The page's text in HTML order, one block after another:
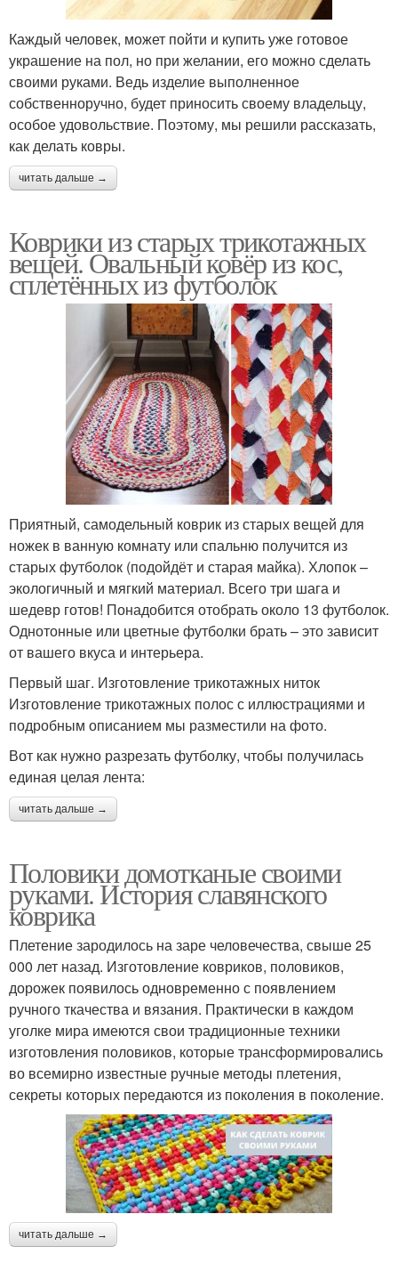
Каждый человек, может пойти и купить уже готовое
украшение на пол, но при желании, его можно сделать
своими руками. Ведь изделие выполненное
собственноручно, будет приносить своему владельцу,
особое удовольствие. Поэтому, мы решили рассказать,
как делать ковры.
читать дальше →
Коврики из старых трикотажных
вещей. Овальный ковёр из кос,
сплетённых из футболок
Приятный, самодельный коврик из старых вещей для
ножек в ванную комнату или спальню получится из
старых футболок (подойдёт и старая майка). Хлопок –
экологичный и мягкий материал. Всего три шага и
шедевр готов! Понадобится отобрать около 13 футболок.
Однотонные или цветные футболки брать – это зависит
от вашего вкуса и интерьера.
Первый шаг. Изготовление трикотажных ниток
Изготовление трикотажных полос с иллюстрациями и
подробным описанием мы разместили на фото.
Вот как нужно разрезать футболку, чтобы получилась
единая целая лента:
читать дальше →
Половики домотканые своими
руками. История славянского
коврика
Плетение зародилось на заре человечества, свыше 25
000 лет назад. Изготовление ковриков, половиков,
дорожек появилось одновременно с появлением
ручного ткачества и вязания. Практически в каждом
уголке мира имеются свои традиционные техники
изготовления половиков, которые трансформировались
во всемирно известные ручные методы плетения,
секреты которых передаются из поколения в поколение.
читать дальше →